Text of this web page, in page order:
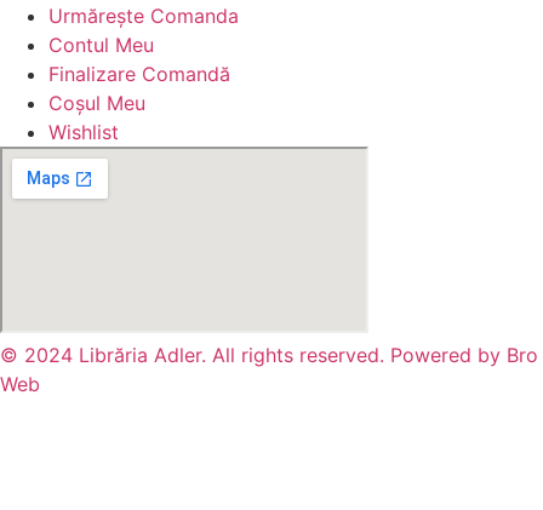
Urmărește Comanda
Contul Meu
Finalizare Comandă
Coșul Meu
Wishlist
© 2024 Librăria Adler. All rights reserved. Powered by Bro
Web